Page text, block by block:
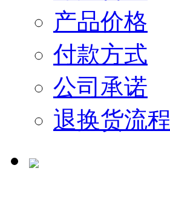
产品价格
付款方式
公司承诺
退换货流程